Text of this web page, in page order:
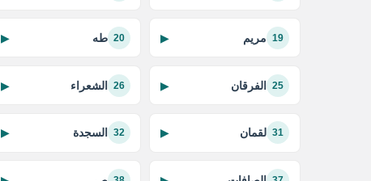
19 مريم ▶
20 طه ▶
25 الفرقان ▶
26 الشعراء ▶
31 لقمان ▶
32 السجدة ▶